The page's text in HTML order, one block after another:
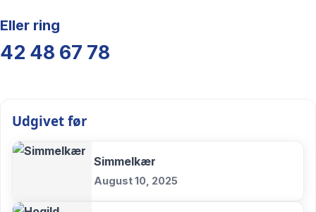
Eller ring
42 48 67 78
Udgivet før
Simmelkær
August 10, 2025